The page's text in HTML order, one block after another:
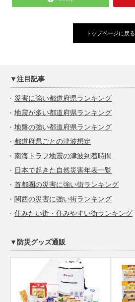
トップページに戻る
▼注目記事
災害に強い都道府県ランキング
地震が多い都道府県ランキング
地盤の強い都道府県ランキング
都道府県ごとの津波想定
南海トラフ地震の津波到着時間
日本で起きた自然災害年表一覧
首都圏の災害に強い街ランキング
関西の災害に強い街ランキング
住みたい街・住みやすい街ランキング
▼防災グッズ通販